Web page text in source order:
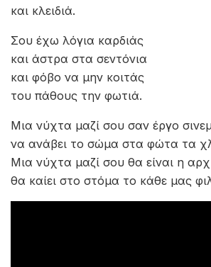
και κλειδιά.
Σου έχω λόγια καρδιάς
και άστρα στα σεντόνια
και φόβο να μην κοιτάς
του πάθους την φωτιά.
Μια νύχτα μαζί σου σαν έργο
να ανάβει το σώμα στα φώτα τα
Μια νύχτα μαζί σου θα είναι η
θα καίει στο στόμα το κάθε μας